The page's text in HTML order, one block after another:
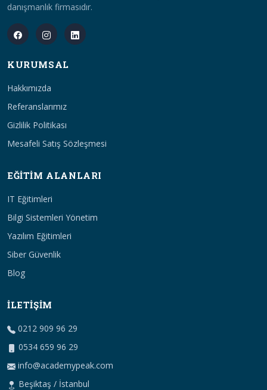
danışmanlık firmasıdır.
KURUMSAL
Hakkımızda
Referanslarımız
Gizlilik Politikası
Mesafeli Satış Sözleşmesi
EĞITIM ALANLARI
IT Eğitimleri
Bilgi Sistemleri Yönetim
Yazılım Eğitimleri
Siber Güvenlik
Blog
İLETIŞIM
0212 909 96 29
0534 659 96 29
info@academypeak.com
Beşiktaş / İstanbul